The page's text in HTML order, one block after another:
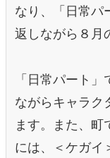
なり、「日常パ
返しながら８月
「日常パート
ながらキャラク
ます。また、
には、＜ケガイ